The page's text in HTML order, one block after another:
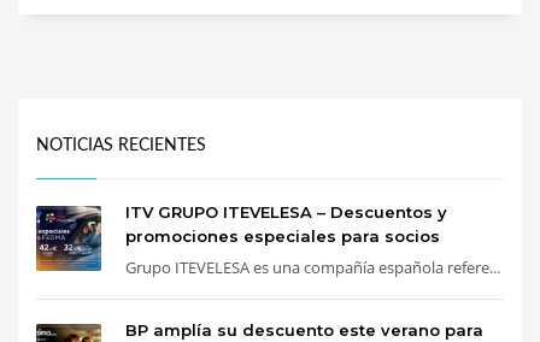
NOTICIAS RECIENTES
ITV GRUPO ITEVELESA – Descuentos y
promociones especiales para socios
Grupo ITEVELESA es una compañía española refere...
BP amplía su descuento este verano para